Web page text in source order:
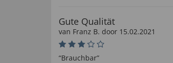
Gute Qualität
van Franz B. door 15.02.2021
“Brauchbar”